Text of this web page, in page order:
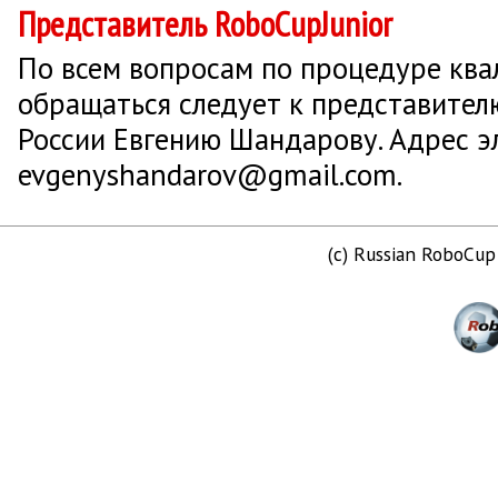
Представитель RoboCupJunior
По всем вопросам по процедуре
обращаться следует к
России Евгению Шандарову. Адрес
evgenyshandarov@gmail.com.
(c) Russian